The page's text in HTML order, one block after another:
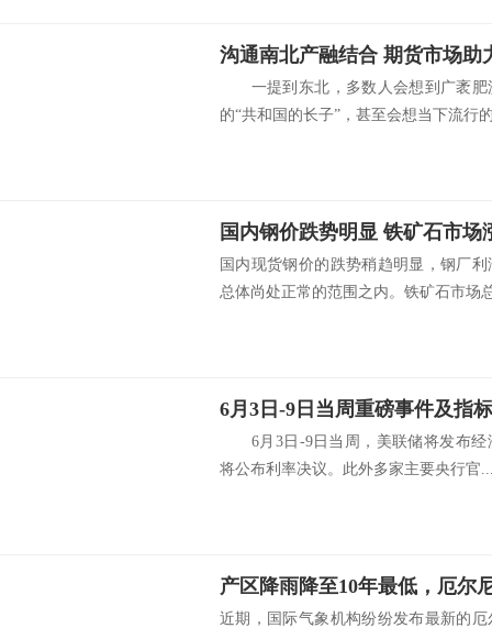
沟通南北产融结合 期货市场助
一提到东北，多数人会想到广袤肥
的“共和国的长子”，甚至会想当下流行
国内钢价跌势明显 铁矿石市场
国内现货钢价的跌势稍趋明显，钢厂
总体尚处正常的范围之内。铁矿石市场
6月3日-9日当周重磅事件及指
6月3日-9日当周，美联储将发布经
将公布利率决议。此外多家主要央行官
近期，国际气象机构纷纷发布最新的